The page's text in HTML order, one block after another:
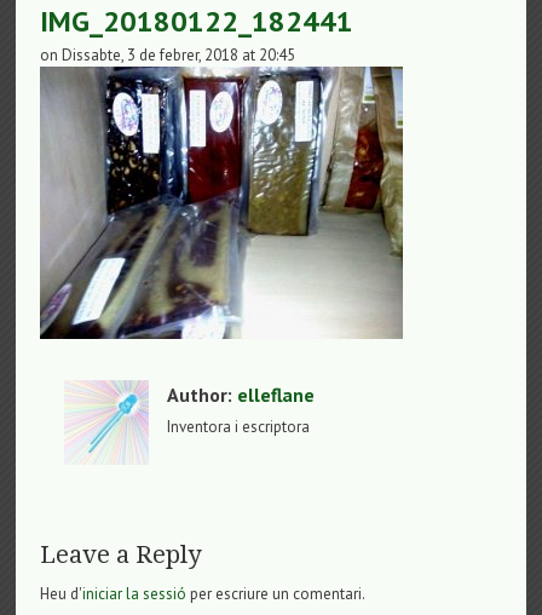
IMG_20180122_182441
on Dissabte, 3 de febrer, 2018 at 20:45
Author: elleflane
Inventora i escriptora
Leave a Reply
Heu d'iniciar la sessió per escriure un comentari.